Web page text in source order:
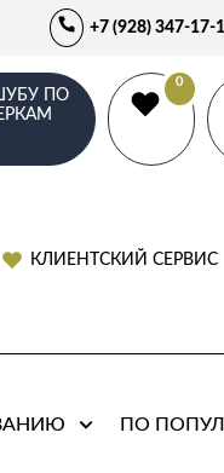
+7 (928) 347-17-
ПО
0
КЛИЕНТСКИЙ СЕРВИС
ПО